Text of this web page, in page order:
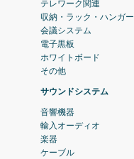
テレワーク関連
収納・ラック・ハンガー
会議システム
電子黒板
ホワイトボード
その他
サウンドシステム
音響機器
輸入オーディオ
楽器
ケーブル